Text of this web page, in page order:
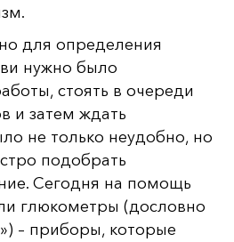
для определения
нужно было
стоять в очереди
и затем ждать
не только неудобно, но
подобрать
Сегодня на помощь
глюкометры (дословно
– приборы, которые